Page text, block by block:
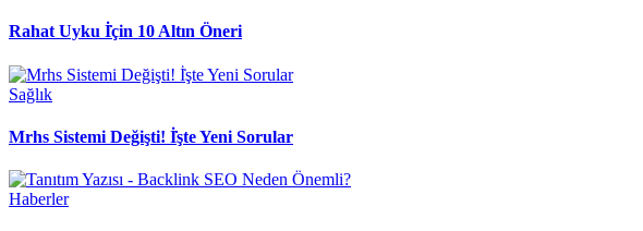
Rahat Uyku İ̇çin 10 Altın Öneri
Sağlık
Mrhs Sistemi Değişti! İ̇şte Yeni Sorular
Haberler